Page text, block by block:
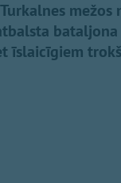
mežos
īslaicīgiem